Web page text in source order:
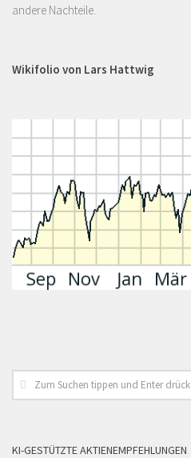
andere Nachteile.
Wikifolio von Lars Hattwig
KI-GESTÜTZTE AKTIENEMPFEHLUNGEN